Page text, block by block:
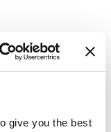
give you the best